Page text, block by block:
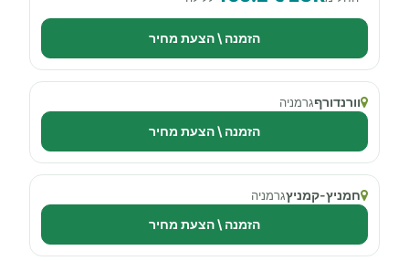
הזמנה \ הצעת מחיר
וורנדורףגרמניה
הזמנה \ הצעת מחיר
חמניץ-קמניץגרמניה
הזמנה \ הצעת מחיר